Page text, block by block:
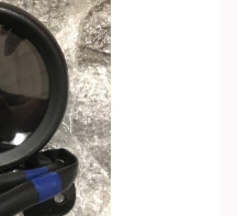
hàng